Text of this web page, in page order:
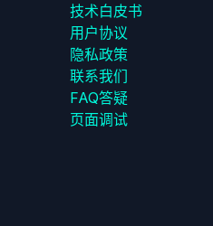
技术白皮书
用户协议
‎隐私政策‎
联系我们
FAQ答疑
页面调试